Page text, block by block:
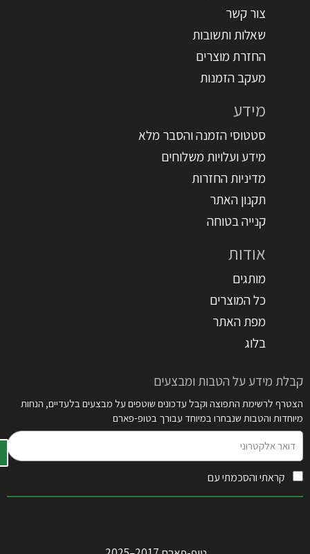
צור קשר
שאלות ותשובות
החזרת מוצרים
מעקב הזמנות
מידע
סטטוסי הזמנה והסבר מלא
מידע ועלויות משלוחים
מדיניות החזרות
תקנון האתר
קנייה בטוחה
אודות
מותגים
כל המוצרים
מפת האתר
בלוג
קבלת מידע על הטבות ומבצעים
הצטרף לרשימת התפוצה וקבל עדכונים שוטפים על מבצעים בלעדיים, הנחות
מיוחדות והטבות שנבחרו במיוחד עבורך בטופ-פארם
אלקטרוני
קראתי והסכמתי עם